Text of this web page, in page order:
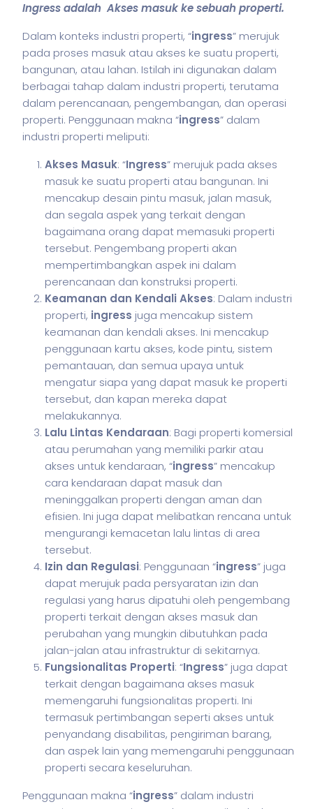
Ingress adalah Akses masuk ke sebuah properti.
Dalam konteks industri properti, “ingress” merujuk
pada proses masuk atau akses ke suatu properti,
bangunan, atau lahan. Istilah ini digunakan dalam
berbagai tahap dalam industri properti, terutama
dalam perencanaan, pengembangan, dan operasi
properti. Penggunaan makna “ingress” dalam
industri properti meliputi:
Akses Masuk: “Ingress” merujuk pada akses
masuk ke suatu properti atau bangunan. Ini
mencakup desain pintu masuk, jalan masuk,
dan segala aspek yang terkait dengan
bagaimana orang dapat memasuki properti
tersebut. Pengembang properti akan
mempertimbangkan aspek ini dalam
perencanaan dan konstruksi properti.
Keamanan dan Kendali Akses: Dalam industri
properti, ingress juga mencakup sistem
keamanan dan kendali akses. Ini mencakup
penggunaan kartu akses, kode pintu, sistem
pemantauan, dan semua upaya untuk
mengatur siapa yang dapat masuk ke properti
tersebut, dan kapan mereka dapat
melakukannya.
Lalu Lintas Kendaraan: Bagi properti komersial
atau perumahan yang memiliki parkir atau
akses untuk kendaraan, “ingress” mencakup
cara kendaraan dapat masuk dan
meninggalkan properti dengan aman dan
efisien. Ini juga dapat melibatkan rencana untuk
mengurangi kemacetan lalu lintas di area
tersebut.
Izin dan Regulasi: Penggunaan “ingress” juga
dapat merujuk pada persyaratan izin dan
regulasi yang harus dipatuhi oleh pengembang
properti terkait dengan akses masuk dan
perubahan yang mungkin dibutuhkan pada
jalan-jalan atau infrastruktur di sekitarnya.
Fungsionalitas Properti: “Ingress” juga dapat
terkait dengan bagaimana akses masuk
memengaruhi fungsionalitas properti. Ini
termasuk pertimbangan seperti akses untuk
penyandang disabilitas, pengiriman barang,
dan aspek lain yang memengaruhi penggunaan
properti secara keseluruhan.
Penggunaan makna “ingress” dalam industri